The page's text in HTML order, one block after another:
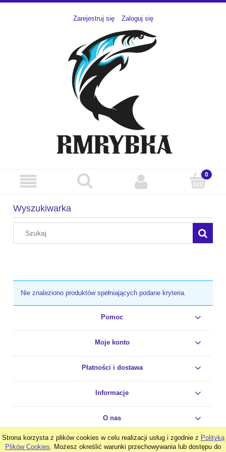
Strona korzysta z plików cookies w celu realizacji usług i zgodnie z Polityką
Plików Cookies. Możesz określić warunki przechowywania lub dostępu do
Zarejestruj się Zaloguj się
Wyszukiwarka
Nie znaleziono produktów spełniających podane kryteria.
Pomoc
Moje konto
Płatności i dostawa
Informacje
O nas
pokaż pełną wersję strony